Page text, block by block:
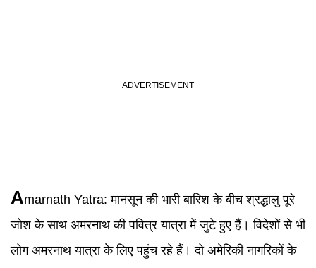
Amarnath Yatra:मानसून की भारी बारिश के बीच श्रद्धालु पूरे
जोश के साथ अमरनाथ की पवित्र यात्रा में जुटे हुए हैं। विदेशों से भी
लोग अमरनाथ यात्रा के लिए पहुंच रहे हैं। दो अमेरिकी नागरिकों के